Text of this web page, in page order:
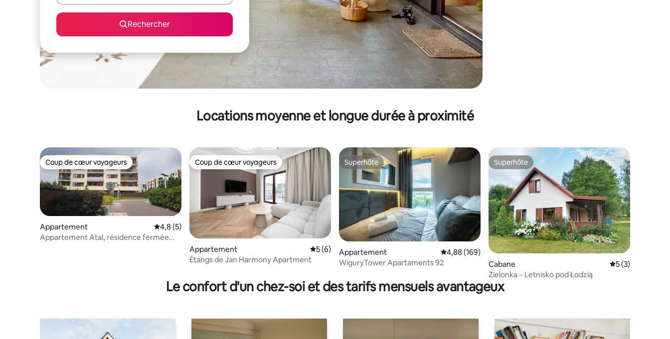
Rechercher
Locations moyenne et longue durée à proximité
Coup de cœur voyageurs
Coup de cœur voyageurs
Appartement Évaluation moyenne sur la base de 5 commentaires : 4,8 sur 5
4,8 (5)
Appartement Atal, résidence fermée
Coup de cœur voyageurs
Coup de cœur voyageurs
Appartement Évaluation moyenne sur la base de 6 commentaires : 5 sur 5
5 (6)
Étangs de Jan Harmony Apartment
Superhôte
Superhôte
Appartement Évaluation moyenne sur la base de 169 commentaires : 4,88 sur 5
4,88 (169)
WiguryTower Apartaments 92
Superhôte
Superhôte
Cabane Évaluation
5 (3)
Zielonka – Letnisko pod Łodzią
Le confort d'un chez-soi et des tarifs mensuels avantageux